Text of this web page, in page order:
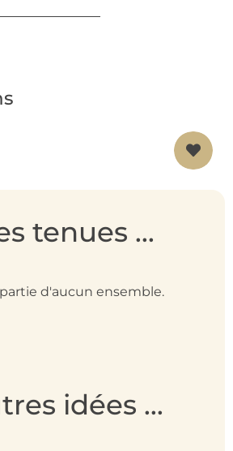
tenues ...
d'aucun ensemble.
idées ...